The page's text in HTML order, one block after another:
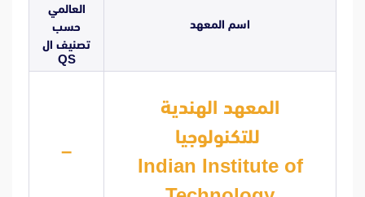
اسم المعهد
العالمي
حسب
تصنيف ال
QS
المعهد الهندية
للتكنولوجيا
Indian Institute of
–